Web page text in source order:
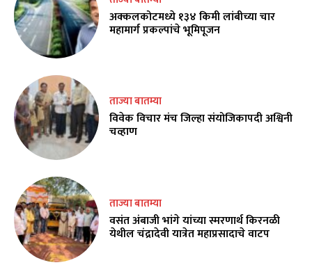
अक्कलकोटमध्ये १३४ किमी लांबीच्या चार
महामार्ग प्रकल्पांचे भूमिपूजन
ताज्या बातम्या
विवेक विचार मंच जिल्हा संयोजिकापदी अश्विनी
चव्हाण
ताज्या बातम्या
वसंत अंबाजी भांगे यांच्या स्मरणार्थ किरनळी
येथील चंद्रादेवी यात्रेत महाप्रसादाचे वाटप